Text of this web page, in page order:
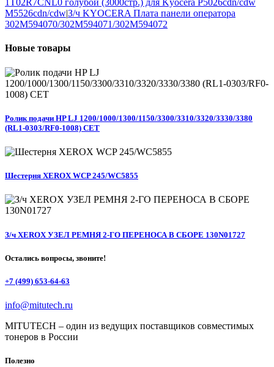
1T02R7CNL0 голубой (3000стр.) для Kyocera P5026cdn/cdw
M5526cdn/cdw|З/ч KYOCERA Плата панели оператора
302M594070/302M594071/302M594072
Новые товары
Ролик подачи HP LJ 1200/1000/1300/1150/3300/3310/3320/3330/3380
(RL1-0303/RF0-1008) CET
Шестерня XEROX WCP 245/WC5855
З/ч XEROX УЗЕЛ РЕМНЯ 2-ГО ПЕРЕНОСА В СБОРЕ 130N01727
Остались вопросы, звоните!
+7 (499) 653-64-63
info@mitutech.ru
MITUTECH – один из ведущих поставщиков совместимых
тонеров в России
Полезно